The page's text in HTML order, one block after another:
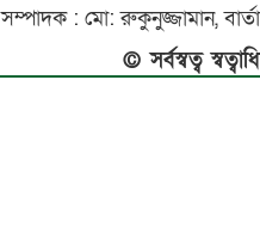
: মো: রুকুনুজ্জামান,
© সর্বস্বত্ব